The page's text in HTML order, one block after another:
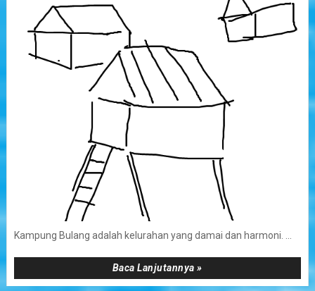
Kampung Bulang adalah kelurahan yang damai dan harmoni. ...
Baca Lanjutannya »